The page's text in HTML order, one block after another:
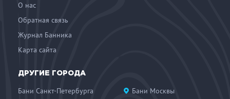
О нас
Обратная связь
Журнал Банника
Карта сайта
ДРУГИЕ ГОРОДА
Бани Санкт-Петербурга
Бани Москвы